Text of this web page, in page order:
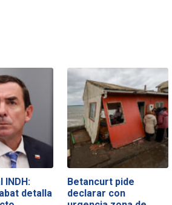
INDH:
detalla
Betancurt pide
declarar con